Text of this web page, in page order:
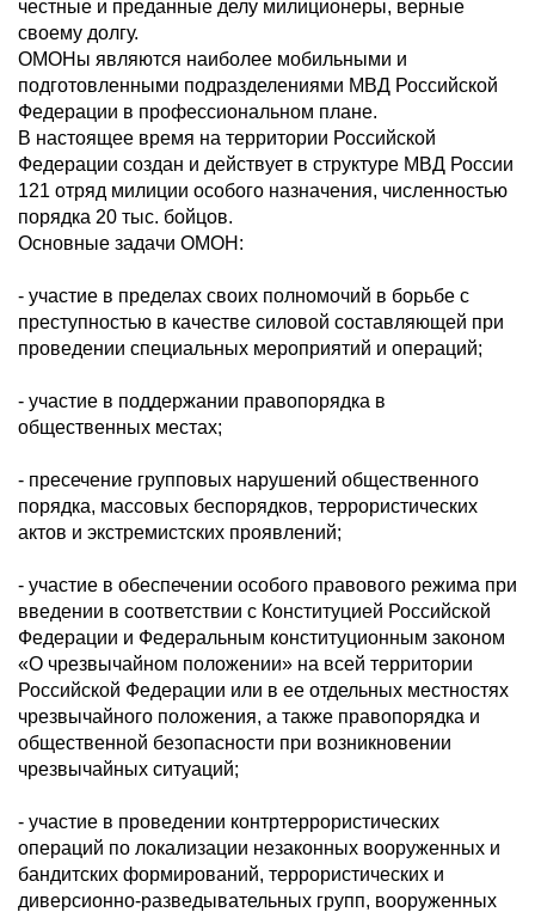
честные и преданные делу милиционеры, верные
своему долгу.
ОМОНы являются наиболее мобильными и
подготовленными подразделениями МВД Российской
Федерации в профессиональном плане.
В настоящее время на территории Российской
Федерации создан и действует в структуре МВД России
121 отряд милиции особого назначения, численностью
порядка 20 тыс. бойцов.
Основные задачи ОМОН:
- участие в пределах своих полномочий в борьбе с
преступностью в качестве силовой составляющей при
проведении специальных мероприятий и операций;
- участие в поддержании правопорядка в
общественных местах;
- пресечение групповых нарушений общественного
порядка, массовых беспорядков, террористических
актов и экстремистских проявлений;
- участие в обеспечении особого правового режима при
введении в соответствии с Конституцией Российской
Федерации и Федеральным конституционным законом
«О чрезвычайном положении» на всей территории
Российской Федерации или в ее отдельных местностях
чрезвычайного положения, а также правопорядка и
общественной безопасности при возникновении
чрезвычайных ситуаций;
- участие в проведении контртеррористических
операций по локализации незаконных вооруженных и
бандитских формирований, террористических и
диверсионно-разведывательных групп, вооруженных